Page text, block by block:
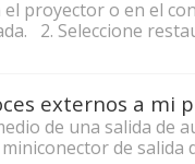
el proyector o en el
2. Seleccione
externos a mi
de una salida de
de salida